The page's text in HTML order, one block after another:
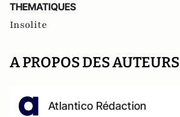
THEMATIQUES
Insolite
A PROPOS DES AUTEURS
Atlantico Rédaction